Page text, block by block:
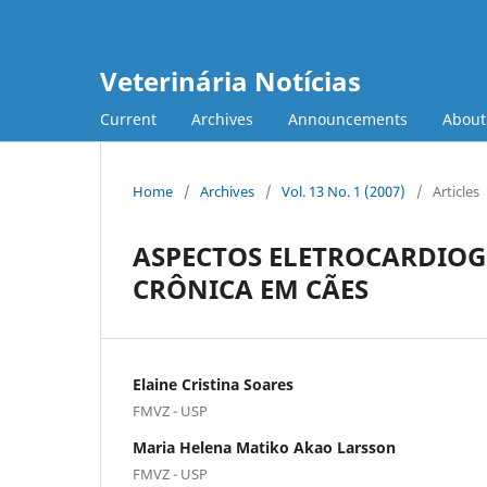
Veterinária Notícias
Current Archives Announcements
Home / Archives / Vol. 13 No. 1 (2007) / Articles
ASPECTOS
CRÔNICA EM CÃES
Elaine Cristina Soares
FMVZ - USP
Maria Helena Matiko Akao Larsson
FMVZ - USP